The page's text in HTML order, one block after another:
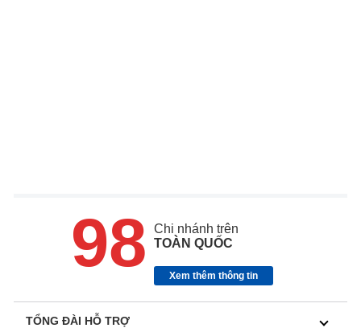
98
Chi nhánh trên
TOÀN QUỐC
Xem thêm thông tin
TỔNG ĐÀI HỖ TRỢ